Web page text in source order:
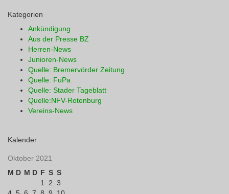
Kategorien
Ankündigung
Aus der Presse BZ
Herren-News
Junioren-News
Quelle: Bremervörder Zeitung
Quelle: FuPa
Quelle: Stader Tageblatt
Quelle:NFV-Rotenburg
Vereins-News
Kalender
Oktober 2021
M D M D F S S
1
2 3